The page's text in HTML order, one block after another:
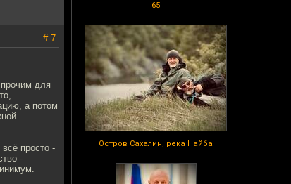
65
Остров Сахалин, река Найба
# 7
для
а потом
просто -
-